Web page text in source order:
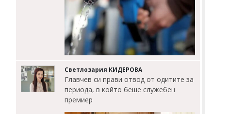
Светлозария КИДЕРОВА
Главчев си прави отвод от одитите за
периода, в който беше служебен
премиер